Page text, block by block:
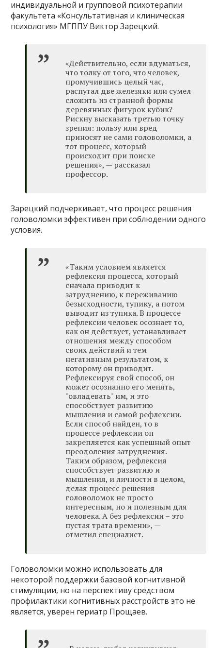
индивидуальной и групповой психотерапии
факультета «Консультативная и клиническая
психология» МГППУ Виктор Зарецкий.
«Действительно, если вдуматься,
что толку от того, что человек,
промучившись целый час,
распутал две железяки или сумел
сложить из странной формы
деревянных фигурок кубик?
Рискну высказать третью точку
зрения: пользу или вред
приносят не сами головоломки, а
тот процесс, который
происходит при поиске
решения», — рассказал
профессор.
Зарецкий подчеркивает, что процесс решения
головоломки эффективен при соблюдении одного
условия.
«Таким условием является
рефлексия процесса, который
сначала приводит к
затруднению, к переживанию
безысходности, тупику, а потом
выводит из тупика. В процессе
рефлексии человек осознает то,
как он действует, устанавливает
отношения между способом
своих действий и тем
негативным результатом, к
которому он приводит.
Рефлексируя свой способ, он
может осознанно его менять,
"овладевать" им, и это
способствует развитию
мышления и самой рефлексии.
Если способ найден, то в
процессе рефлексии он
закрепляется как успешный опыт
преодоления затруднения.
Таким образом, рефлексия
способствует развитию и
мышления, и личности в целом,
делая процесс решения
головоломок не просто
интересным, но и полезным для
человека. А без рефлексии – это
пустая трата времени», —
отметил специалист.
Головоломки можно использовать для
некоторой поддержки базовой когнитивной
стимуляции, но на перспективу средством
профилактики когнитивных расстройств это не
является, уверен гериатр Прощаев.